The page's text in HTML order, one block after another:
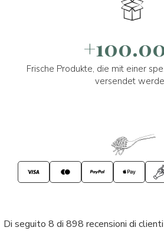
Frische Produkte, die mit einer
versendet
Di seguito 8 di 898 recensioni di